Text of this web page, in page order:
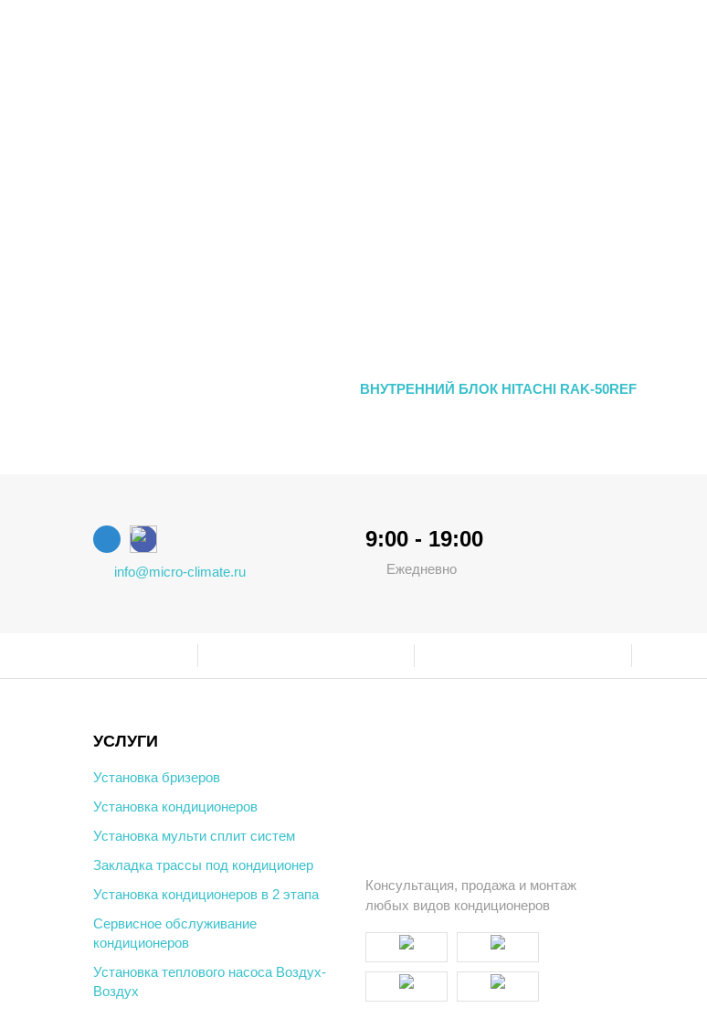
ВНУТРЕННИЙ БЛОК HITACHI RAK-50REF
info@micro-climate.ru
9:00 - 19:00
Ежедневно
УСЛУГИ
Установка бризеров
Установка кондиционеров
Установка мульти сплит систем
Закладка трассы под кондиционер
Установка кондиционеров в 2 этапа
Сервисное обслуживание
кондиционеров
Установка теплового насоса Воздух-
Воздух
Консультация, продажа и монтаж
любых видов кондиционеров